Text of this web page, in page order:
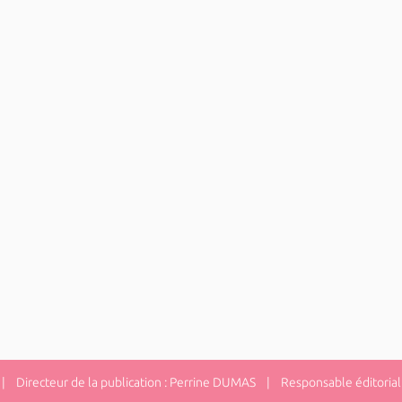
Directeur de la publication : Perrine DUMAS | Responsable éditorial :